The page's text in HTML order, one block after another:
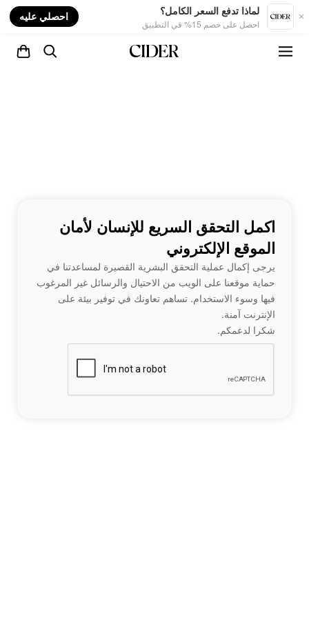
لماذا تدفع السعر الكامل؟
احصل على خصم 15% في التطبيق
احصلي عليه
اكمل التحقق السريع للإنسان لأمان
الموقع الإلكتروني
يرجى إكمال عملية التحقق البشرية القصيرة لمساعدتنا في
حماية موقعنا على الويب من الاحتيال والرسائل غير المرغوب
فيها وسوء الاستخدام. تساهم تعاونك في توفير بيئة على
الإنترنت آمنة.
شكرا لدعمكم.